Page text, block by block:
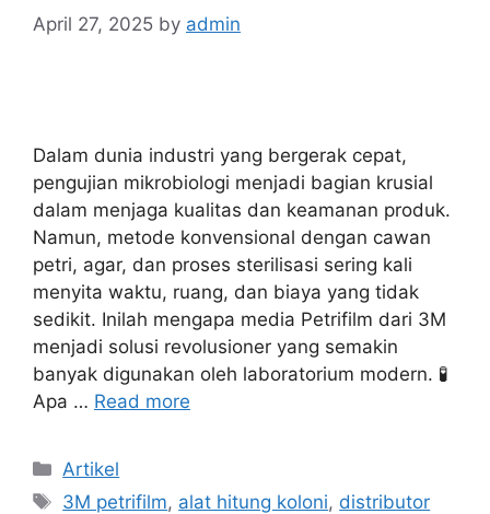
April 27, 2025 by admin
Dalam dunia industri yang bergerak cepat,
pengujian mikrobiologi menjadi bagian krusial
dalam menjaga kualitas dan keamanan produk.
Namun, metode konvensional dengan cawan
petri, agar, dan proses sterilisasi sering kali
menyita waktu, ruang, dan biaya yang tidak
sedikit. Inilah mengapa media Petrifilm dari 3M
menjadi solusi revolusioner yang semakin
banyak digunakan oleh laboratorium modern. 🧪
Apa … Read more
Categories
Artikel
Tags
3M petrifilm, alat hitung koloni, distributor